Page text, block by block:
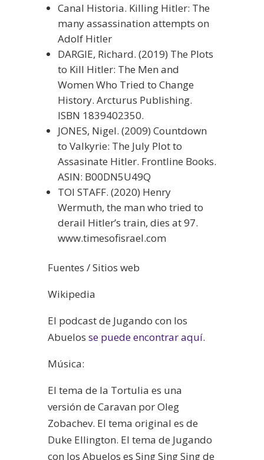
Canal Historia. Killing Hitler: The
many assassination attempts on
Adolf Hitler
DARGIE, Richard. (2019) The Plots
to Kill Hitler: The Men and
Women Who Tried to Change
History. Arcturus Publishing.
ISBN 1839402350.
JONES, Nigel. (2009) Countdown
to Valkyrie: The July Plot to
Assasinate Hitler. Frontline Books.
ASIN: B00DN5U49Q
TOI STAFF. (2020) Henry
Wermuth, the man who tried to
derail Hitler’s train, dies at 97.
www.timesofisrael.com
Fuentes / Sitios web
Wikipedia
El podcast de Jugando con los
Abuelos se puede encontrar aquí.
Música:
El tema de la Tortulia es una
versión de Caravan por Oleg
Zobachev. El tema original es de
Duke Ellington. El tema de Jugando
con los Abuelos es Sing Sing Sing de